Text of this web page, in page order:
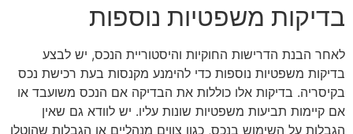
בדיקות משפטיות נוספות
לאחר הבנת הדרישות החוקיות והיסטוריית הנכס, יש לבצע
בדיקות משפטיות נוספות כדי להימנע מקנסות בעת רכישת נכס
בקיסריה. בדיקות אלו כוללות את הבדיקה אם הנכס משועבד או
אם קיימות תביעות משפטיות שונות עליו. יש לוודא גם שאין
הגבלות על השימוש בנכס, כגון צווים מנהליים או הגבלות שהוטלו